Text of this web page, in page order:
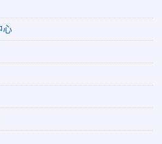
：尋覓歷史記憶 花蓮中正國小社團
心